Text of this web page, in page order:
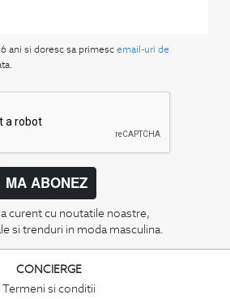
ani si doresc sa primesc email-uri de
MA ABONEZ
curent cu noutatile noastre,
si trenduri in moda masculina.
CONCIERGE
Termeni si conditii